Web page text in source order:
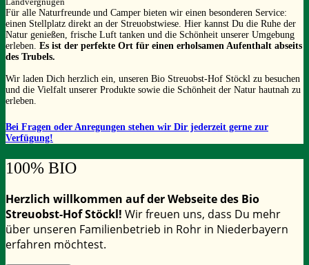
Für alle Naturfreunde und Camper bieten wir einen besonderen Service:
einen Stellplatz direkt an der Streuobstwiese. Hier kannst Du die Ruhe der
Natur genießen, frische Luft tanken und die Schönheit unserer Umgebung
erleben. Es ist der perfekte Ort für einen erholsamen Aufenthalt abseits
des Trubels.
Wir laden Dich herzlich ein, unseren Bio Streuobst-Hof Stöckl zu besuchen
und die Vielfalt unserer Produkte sowie die Schönheit der Natur hautnah zu
erleben.
Bei Fragen oder Anregungen stehen wir Dir jederzeit gerne zur
Verfügung!
100% BIO
Herzlich willkommen auf der Webseite des Bio
Streuobst-Hof Stöckl! Wir freuen uns, dass Du mehr
über unseren Familienbetrieb in Rohr in Niederbayern
erfahren möchtest.